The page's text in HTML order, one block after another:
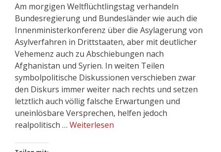
Am morgigen Weltflüchtlingstag verhandeln
Bundesregierung und Bundesländer wie auch die
Innenministerkonferenz über die Asylagerung von
Asylverfahren in Drittstaaten, aber mit deutlicher
Vehemenz auch zu Abschiebungen nach
Afghanistan und Syrien. In weiten Teilen
symbolpolitische Diskussionen verschieben zwar
den Diskurs immer weiter nach rechts und setzen
letztlich auch völlig falsche Erwartungen und
uneinlösbare Versprechen, helfen jedoch
realpolitisch … Weiterlesen